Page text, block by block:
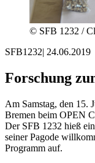
© SFB 1232 /
SFB1232| 24.06.2019
Forschung
Am Samstag, den 15.
Bremen beim OPEN
Der SFB 1232 hieß
seiner Pagode
Programm auf.